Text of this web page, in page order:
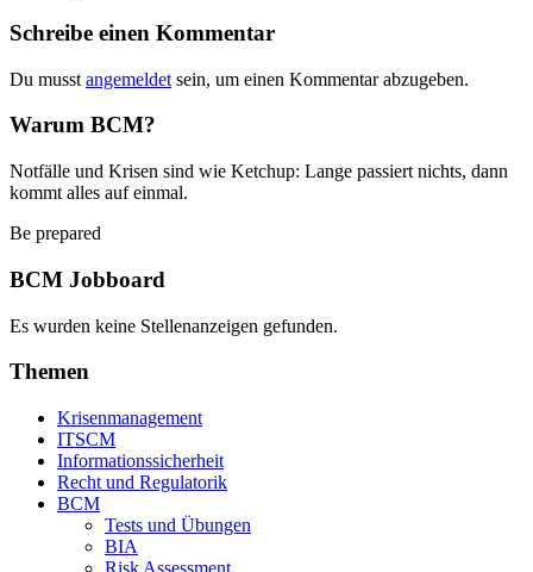
Schreibe einen Kommentar
Du musst angemeldet sein, um einen Kommentar abzugeben.
Warum BCM?
Notfälle und Krisen sind wie Ketchup: Lange passiert nichts, dann
kommt alles auf einmal.
Be prepared
BCM Jobboard
Es wurden keine Stellenanzeigen gefunden.
Themen
Krisenmanagement
ITSCM
Informationssicherheit
Recht und Regulatorik
BCM
Tests und Übungen
BIA
Risk Assessment